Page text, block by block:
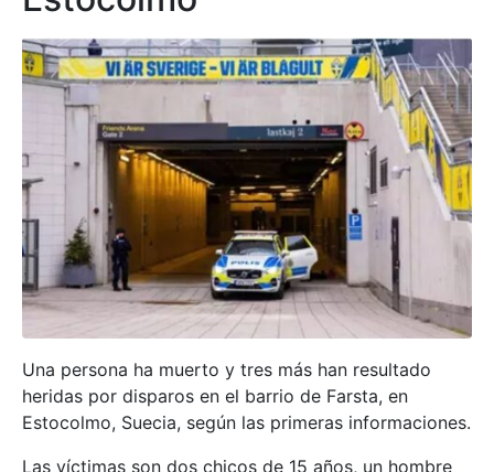
Una persona ha muerto y tres más han resultado
heridas por disparos en el barrio de Farsta, en
Estocolmo, Suecia, según las primeras informaciones.
Las víctimas son dos chicos de 15 años, un hombre